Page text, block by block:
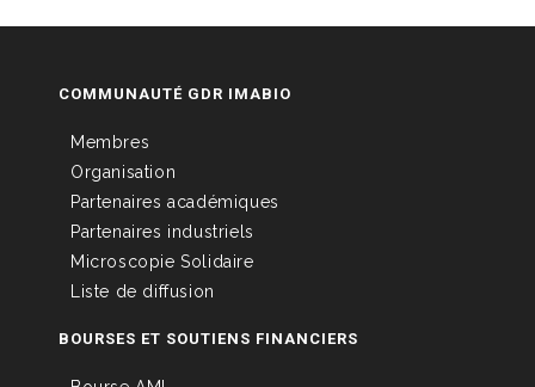
COMMUNAUTÉ GDR IMABIO
Membres
Organisation
Partenaires académiques
Partenaires industriels
Microscopie Solidaire
Liste de diffusion
BOURSES ET SOUTIENS FINANCIERS